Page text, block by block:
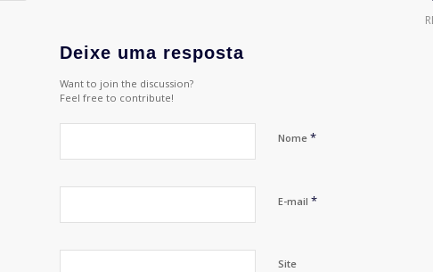
Deixe uma resposta
Want to join the discussion?
Feel free to contribute!
Nome *
E-mail *
Site